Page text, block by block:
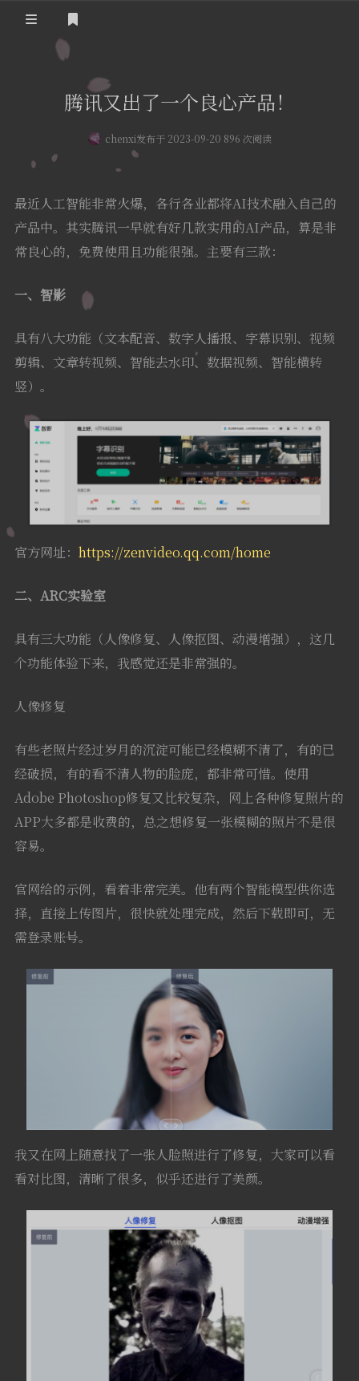
实用工具
舔狗日记
摸鱼人日历
今日头条新闻
哔哩哔哩追番
隐私政策
友情链接
登录
腾讯又出了一个良心产品！
chenxi发布于 2023-09-20 896 次阅读
最近人工智能非常火爆，各行各业都将AI技术融入自己的
产品中。其实腾讯一早就有好几款实用的AI产品，算是非
常良心的，免费使用且功能很强。主要有三款：
一、智影
具有八大功能（文本配音、数字人播报、字幕识别、视频
剪辑、文章转视频、智能去水印、数据视频、智能横转
竖）。
官方网址： https://zenvideo.qq.com/home
二、ARC实验室
具有三大功能（人像修复、人像抠图、动漫增强），这几
个功能体验下来，我感觉还是非常强的。
人像修复
有些老照片经过岁月的沉淀可能已经模糊不清了，有的已
经破损，有的看不清人物的脸庞，都非常可惜。使用
Adobe Photoshop修复又比较复杂，网上各种修复照片的
APP大多都是收费的，总之想修复一张模糊的照片不是很
容易。
官网给的示例，看着非常完美。他有两个智能模型供你选
择，直接上传图片，很快就处理完成，然后下载即可，无
需登录账号。
我又在网上随意找了一张人脸照进行了修复，大家可以看
看对比图，清晰了很多，似乎还进行了美颜。